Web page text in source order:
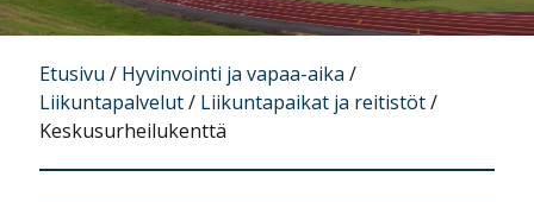
Etusivu / Hyvinvointi ja vapaa-aika /
Liikuntapalvelut/ Liikuntapaikat ja reitistöt/
Keskusurheilukenttä